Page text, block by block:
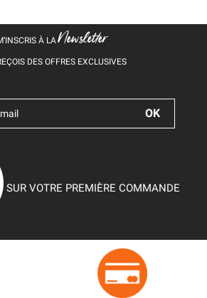
À LANewsletter
DES OFFRES EXCLUSIVES
SUR VOTRE PREMIÈRE COMMANDE